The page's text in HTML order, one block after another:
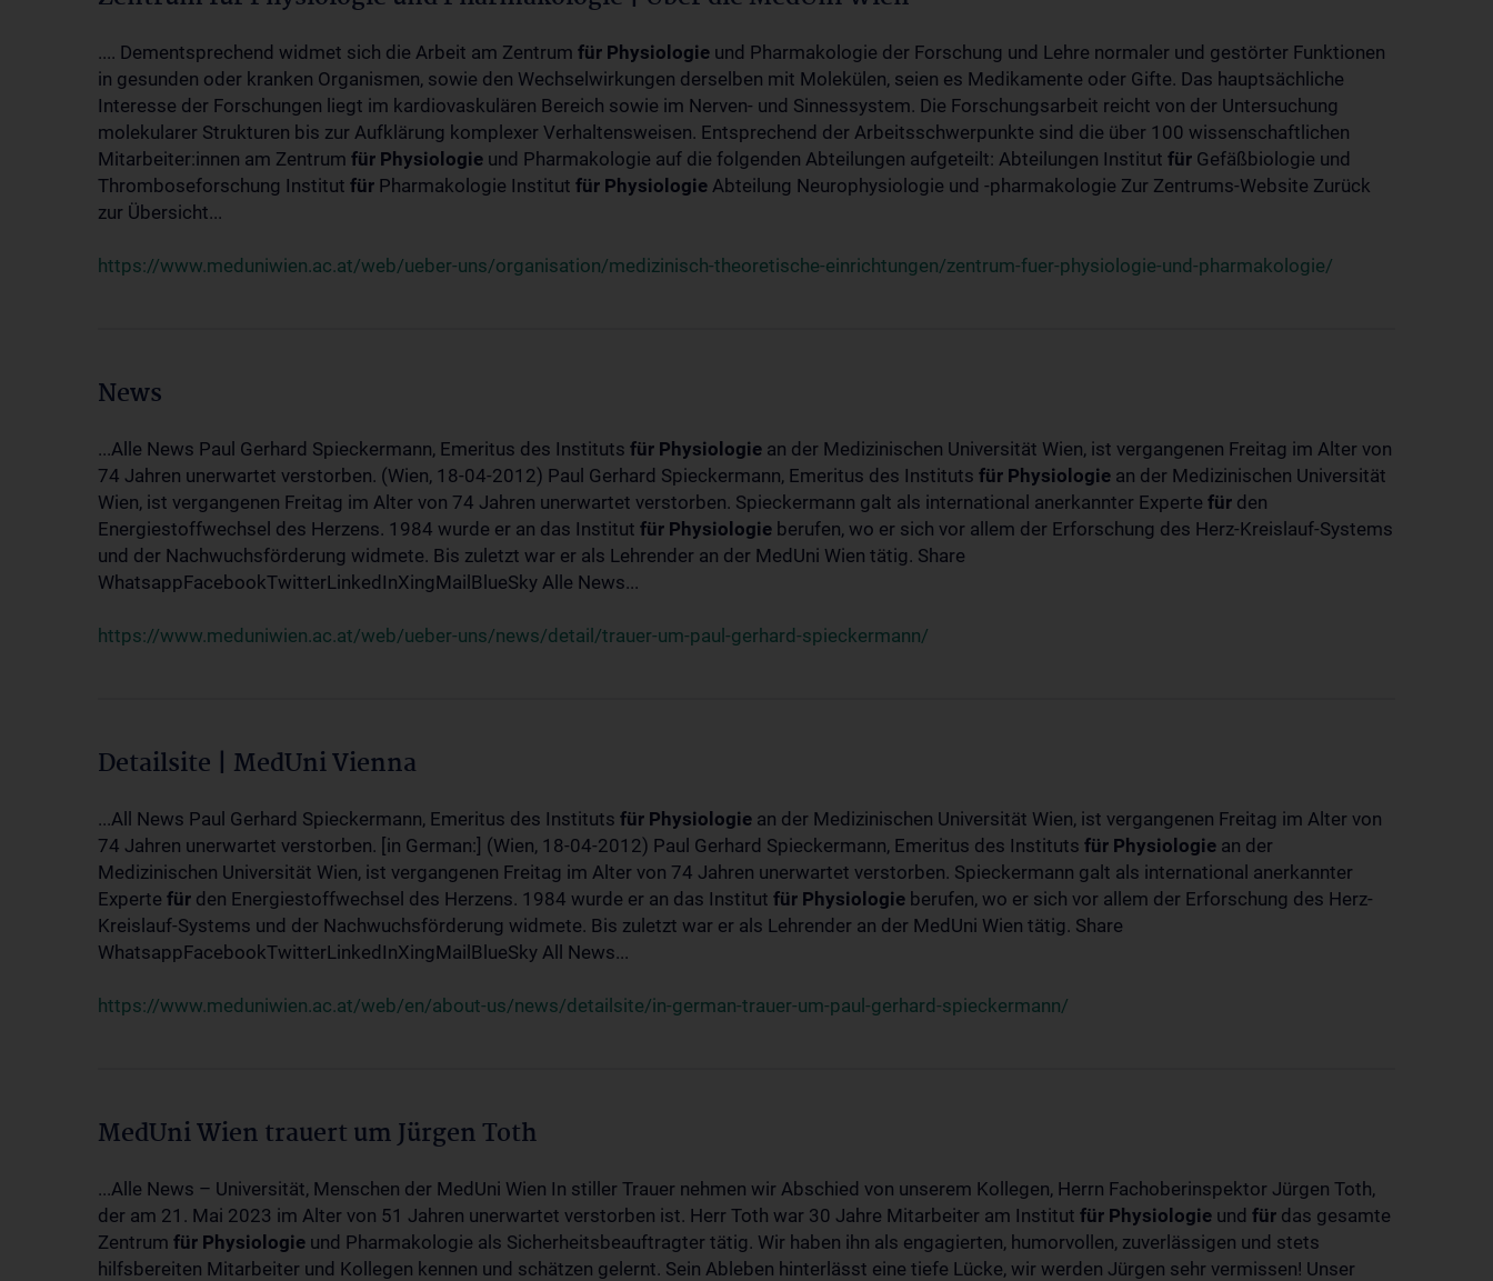
.... Dementsprechend widmet sich die Arbeit am Zentrum für Physiologie und Pharmakologie der Forschung und Lehre normaler und gestörter Funktionen
in gesunden oder kranken Organismen, sowie den Wechselwirkungen derselben mit Molekülen, seien es Medikamente oder Gifte. Das hauptsächliche
Interesse der Forschungen liegt im kardiovaskulären Bereich sowie im Nerven- und Sinnessystem. Die Forschungsarbeit reicht von der Untersuchung
molekularer Strukturen bis zur Aufklärung komplexer Verhaltensweisen. Entsprechend der Arbeitsschwerpunkte sind die über 100 wissenschaftlichen
Mitarbeiter:innen am Zentrum für Physiologie und Pharmakologie auf die folgenden Abteilungen aufgeteilt: Abteilungen Institut für Gefäßbiologie und
Thromboseforschung Institut für Pharmakologie Institut für Physiologie Abteilung Neurophysiologie und -pharmakologie Zur Zentrums-Website Zurück
zur Übersicht...
https://www.meduniwien.ac.at/web/ueber-uns/organisation/medizinisch-theoretische-einrichtungen/zentrum-fuer-physiologie-und-pharmakologie/
News
...Alle News Paul Gerhard Spieckermann, Emeritus des Instituts für Physiologie an der Medizinischen Universität Wien, ist vergangenen Freitag im Alter von
74 Jahren unerwartet verstorben. (Wien, 18-04-2012) Paul Gerhard Spieckermann, Emeritus des Instituts für Physiologie an der Medizinischen Universität
Wien, ist vergangenen Freitag im Alter von 74 Jahren unerwartet verstorben. Spieckermann galt als international anerkannter Experte für den
Energiestoffwechsel des Herzens. 1984 wurde er an das Institut für Physiologie berufen, wo er sich vor allem der Erforschung des Herz-Kreislauf-Systems
und der Nachwuchsförderung widmete. Bis zuletzt war er als Lehrender an der MedUni Wien tätig. Share
WhatsappFacebookTwitterLinkedInXingMailBlueSky Alle News...
https://www.meduniwien.ac.at/web/ueber-uns/news/detail/trauer-um-paul-gerhard-spieckermann/
Detailsite | MedUni Vienna
...All News Paul Gerhard Spieckermann, Emeritus des Instituts für Physiologie an der Medizinischen Universität Wien, ist vergangenen Freitag im Alter von
74 Jahren unerwartet verstorben. [in German:] (Wien, 18-04-2012) Paul Gerhard Spieckermann, Emeritus des Instituts für Physiologie an der
Medizinischen Universität Wien, ist vergangenen Freitag im Alter von 74 Jahren unerwartet verstorben. Spieckermann galt als international anerkannter
Experte für den Energiestoffwechsel des Herzens. 1984 wurde er an das Institut für Physiologie berufen, wo er sich vor allem der Erforschung des Herz-
Kreislauf-Systems und der Nachwuchsförderung widmete. Bis zuletzt war er als Lehrender an der MedUni Wien tätig. Share
WhatsappFacebookTwitterLinkedInXingMailBlueSky All News...
https://www.meduniwien.ac.at/web/en/about-us/news/detailsite/in-german-trauer-um-paul-gerhard-spieckermann/
MedUni Wien trauert um Jürgen Toth
...Alle News – Universität, Menschen der MedUni Wien In stiller Trauer nehmen wir Abschied von unserem Kollegen, Herrn Fachoberinspektor Jürgen Toth,
der am 21. Mai 2023 im Alter von 51 Jahren unerwartet verstorben ist. Herr Toth war 30 Jahre Mitarbeiter am Institut für Physiologie und für das gesamte
Zentrum für Physiologie und Pharmakologie als Sicherheitsbeauftragter tätig. Wir haben ihn als engagierten, humorvollen, zuverlässigen und stets
hilfsbereiten Mitarbeiter und Kollegen kennen und schätzen gelernt. Sein Ableben hinterlässt eine tiefe Lücke, wir werden Jürgen sehr vermissen! Unser